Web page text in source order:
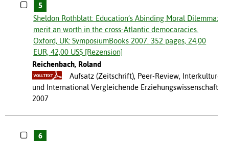
5
Sheldon Rothblatt: Education’s Abinding Moral Dilemma:
merit an worth in the cross-Atlantic democaracies.
Oxford, UK: SymposiumBooks 2007. 352 pages, 24,00
EUR, 42,00 US$ [Rezension]
Reichenbach, Roland
Aufsatz (Zeitschrift), Peer-Review,
und International Vergleichende Erziehungswissenschaft
2007
6